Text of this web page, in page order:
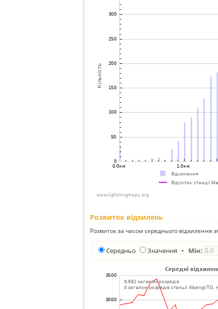
Розвиток відхилень
Розвиток за часом середнього відхилення
Середньо Значення • Мін: